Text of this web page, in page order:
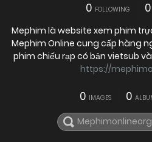
0 FOLLOWING 0
Mephim là website xem phim
Mephim Online cung cấp hàng
phim chiếu rạp có bản vietsub
https://
0 IMAGES 0